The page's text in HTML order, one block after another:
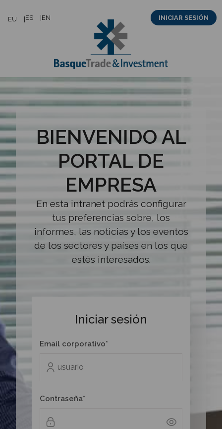
EU ES EN INICIAR SESIÓN
BIENVENIDO AL
PORTAL DE
EMPRESA
En esta intranet podrás configurar
tus preferencias sobre, los
informes, las noticias y los eventos
de los sectores y países en los que
estés interesados.
Iniciar sesión
Email corporativo*
Contraseña*